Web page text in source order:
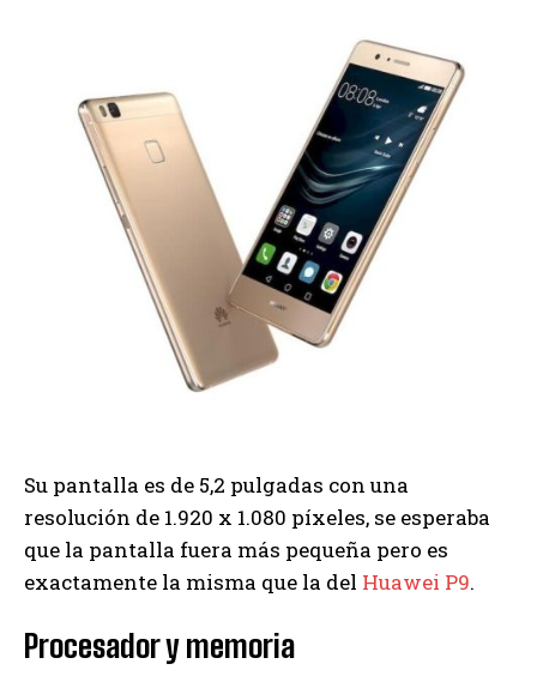
Su pantalla es de 5,2 pulgadas con una
resolución de 1.920 x 1.080 píxeles, se esperaba
que la pantalla fuera más pequeña pero es
exactamente la misma que la del Huawei P9.
Procesador y memoria